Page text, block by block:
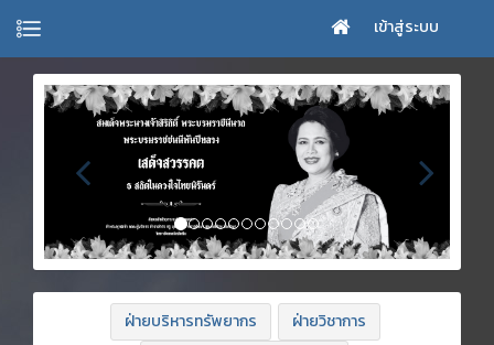
เข้าสู่ระบบ
ฝ่ายบริหารทรัพยากร
ฝ่ายวิชาการ